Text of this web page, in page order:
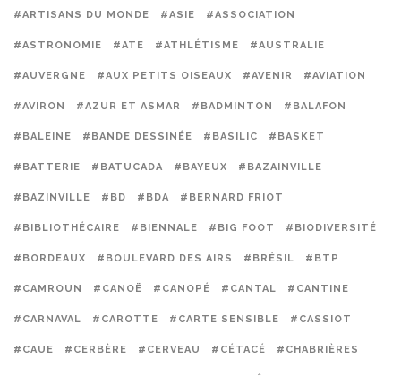
#ARTISANS DU MONDE #ASIE #ASSOCIATION
#ASTRONOMIE #ATE #ATHLÉTISME #AUSTRALIE
#AUVERGNE #AUX PETITS OISEAUX #AVENIR #AVIATION
#AVIRON #AZUR ET ASMAR #BADMINTON #BALAFON
#BALEINE #BANDE DESSINÉE #BASILIC #BASKET
#BATTERIE #BATUCADA #BAYEUX #BAZAINVILLE
#BAZINVILLE #BD #BDA #BERNARD FRIOT
#BIBLIOTHÉCAIRE #BIENNALE #BIG FOOT #BIODIVERSITÉ
#BORDEAUX #BOULEVARD DES AIRS #BRÉSIL #BTP
#CAMROUN #CANOË #CANOPÉ #CANTAL #CANTINE
#CARNAVAL #CAROTTE #CARTE SENSIBLE #CASSIOT
#CAUE #CERBÈRE #CERVEAU #CÉTACÉ #CHABRIÈRES